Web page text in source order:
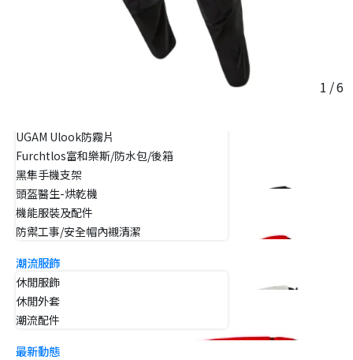
UGAM Ulook防霧片
Furchtlos富和樂斯/防水包/後箱
黑隼手機支架
頭盔醫生-烘乾機
機能服裝及配件
防禦工事/安全帽內襯清潔
潮流服飾
休閒服飾
休閒外套
潮流配件
最新動態
1 /6